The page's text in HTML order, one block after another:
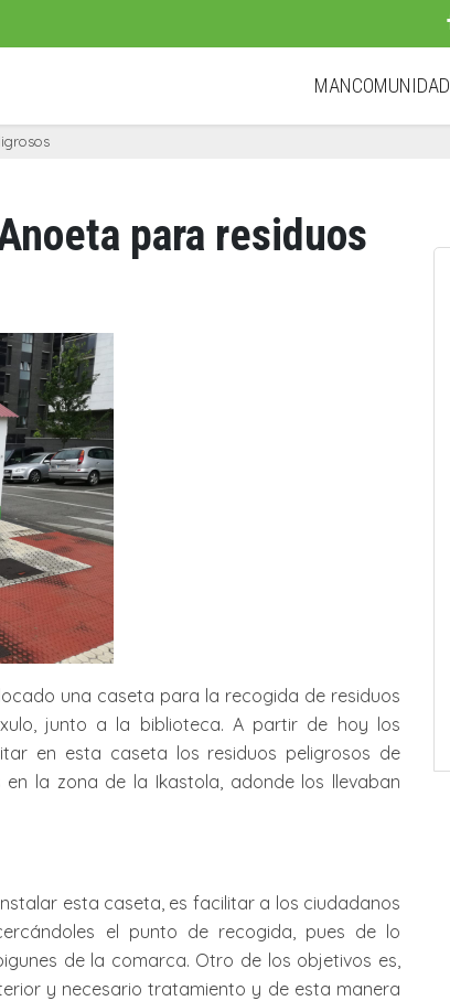
MANCOMUNIDAD
para residuos
una caseta para la recogida de residuos
junto a la biblioteca. A partir de hoy los
en esta caseta los residuos peligrosos de
la zona de la Ikastola, adonde los llevaban
esta caseta, es facilitar a los ciudadanos
el punto de recogida, pues de lo
de la comarca. Otro de los objetivos es,
y necesario tratamiento y de esta manera